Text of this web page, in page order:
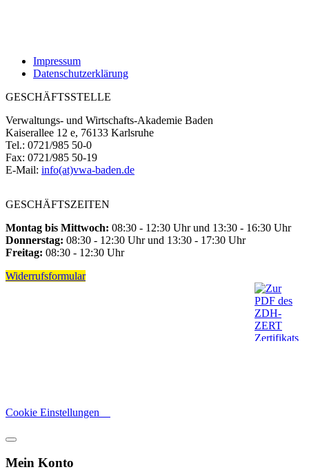
Impressum
Datenschutzerklärung
GESCHÄFTSSTELLE
Verwaltungs- und Wirtschafts-Akademie Baden
Kaiserallee 12 e, 76133 Karlsruhe
Tel.: 0721/985 50-0
Fax: 0721/985 50-19
E-Mail: info(at)vwa-baden.de
GESCHÄFTSZEITEN
Montag bis Mittwoch: 08:30 - 12:30 Uhr und 13:30 - 16:30 Uhr
Donnerstag: 08:30 - 12:30 Uhr und 13:30 - 17:30 Uhr
Freitag: 08:30 - 12:30 Uhr
Widerrufsformular
Cookie Einstellungen
Mein Konto